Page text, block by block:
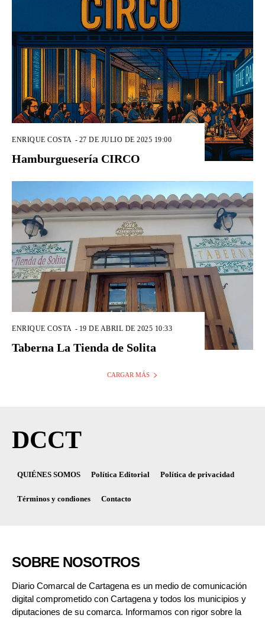
ENRIQUE COSTA - 27 DE JULIO DE 2025 19:00
Hamburguesería CIRCO
ENRIQUE COSTA - 19 DE ABRIL DE 2025 10:33
Taberna La Tienda de Solita
CARGAR MÁS
DCCT
QUIÉNES SOMOS Política Editorial Política de privacidad
Términos y condiones Contacto
SOBRE NOSOTROS
Diario Comarcal de Cartagena es un medio de comunicación
digital comprometido con Cartagena y todos los municipios y
diputaciones de su comarca. Informamos con rigor sobre la